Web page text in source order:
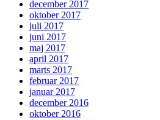
december 2017
oktober 2017
juli 2017
juni 2017
maj 2017
april 2017
marts 2017
februar 2017
januar 2017
december 2016
oktober 2016